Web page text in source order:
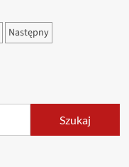
Następny
Szukaj